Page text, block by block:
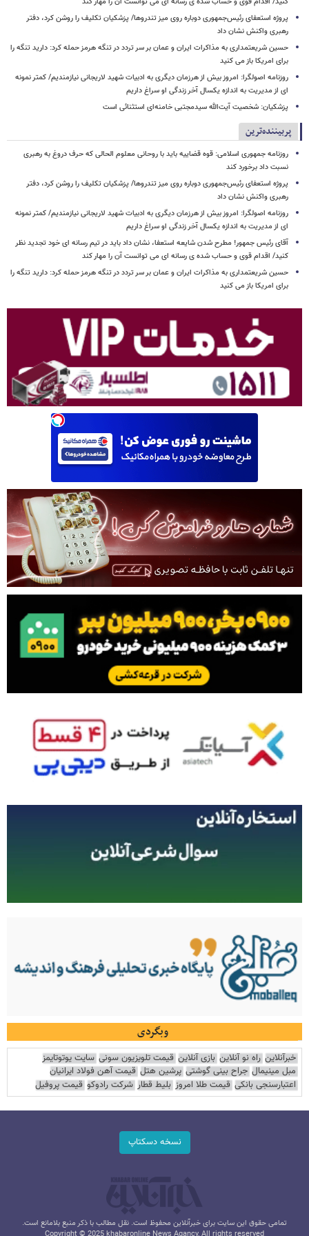
پروژه استعفای رئیس‌جمهوری دوباره روی میز تندروها/ پزشکیان تکلیف را روشن کرد، دفتر
رهبری واکنش نشان داد
حسین شریعتمداری به مذاکرات ایران و عمان بر سر تردد در تنگه هرمز حمله کرد: دارید تنگه را
برای امریکا باز می کنید
روزنامه اصولگرا: امروز بیش از هرزمان دیگری به ادبیات شهید لاریجانی نیازمندیم/ کمتر نمونه
ای از مدیریت به اندازه یکسال آخر زندگی او سراغ داریم
پزشکیان: شخصیت آیت‌الله سیدمجتبی خامنه‌ای استثنائی است
پربیننده‌ترین
روزنامه جمهوری اسلامی: قوه قضاییه باید با روحانی معلوم الحالی که حرف دروغ به رهبری
نسبت داد برخورد کند
پروژه استعفای رئیس‌جمهوری دوباره روی میز تندروها/ پزشکیان تکلیف را روشن کرد، دفتر
رهبری واکنش نشان داد
روزنامه اصولگرا: امروز بیش از هرزمان دیگری به ادبیات شهید لاریجانی نیازمندیم/ کمتر نمونه
ای از مدیریت به اندازه یکسال آخر زندگی او سراغ داریم
آقای رئیس جمهور! مطرح شدن شایعه استعفا، نشان داد باید در تیم رسانه ای خود تجدید نظر
کنید/ اقدام قوی و حساب شده ی رسانه ای می توانست آن را مهار کند
حسین شریعتمداری به مذاکرات ایران و عمان بر سر تردد در تنگه هرمز حمله کرد: دارید تنگه را
برای امریکا باز می کنید
وبگردی
خبرآنلاین راه نو آنلاین بازی آنلاین قیمت تلویزیون سونی سایت یوتوتایمز
مبل مینیمال جراح بینی گوشتی پرشین هتل قیمت آهن فولاد ایرانیان
اعتبارسنجی بانکی قیمت طلا امروز بلیط قطار شرکت رادوکو قیمت پروفیل
نسخه دسکتاپ
تمامی حقوق این سایت برای خبرآنلاین محفوظ است. نقل مطالب با ذکر منبع بلامانع است.